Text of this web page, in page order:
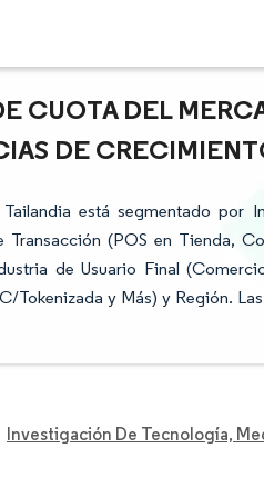
CUOTA DEL
DE
está segmentado por
Transacción (POS en Tienda,
de Usuario Final
Tokenizada y Más) y Región.
Investigación De Tecnología,